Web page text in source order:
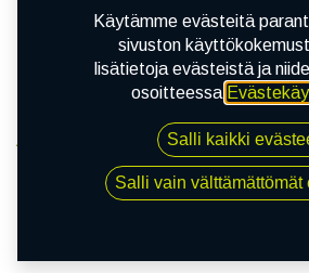
135/80R18 104M CONTINENTAL
Käytämme evästeitä
sivuston
lisätietoja evästeistä ja
osoitteessa
Salli kaikki
Salli vain välttämättömät